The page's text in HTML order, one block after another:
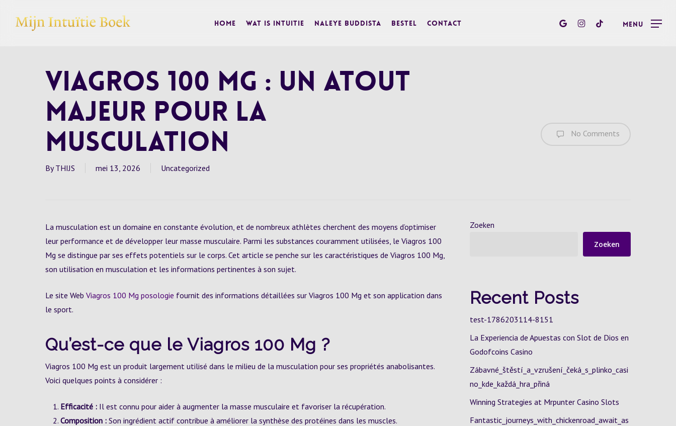
Home Wat is Intuitie Naleye Buddista BESTEL Contact
google-instagram
tiktok Menu
Viagros 100 Mg : Un Atout
Majeur pour la
Musculation
By THIJS mei 13, 2026 Uncategorized
No Comments
La musculation est un domaine en constante évolution, et de nombreux athlètes cherchent des moyens d’optimiser
leur performance et de développer leur masse musculaire. Parmi les substances couramment utilisées, le Viagros 100
Mg se distingue par ses effets potentiels sur le corps. Cet article se penche sur les caractéristiques de Viagros 100 Mg,
son utilisation en musculation et les informations pertinentes à son sujet.
Le site Web Viagros 100 Mg posologie fournit des informations détaillées sur Viagros 100 Mg et son application dans
le sport.
Qu’est-ce que le Viagros 100 Mg ?
Viagros 100 Mg est un produit largement utilisé dans le milieu de la musculation pour ses propriétés anabolisantes.
Voici quelques points à considérer :
Efficacité : Il est connu pour aider à augmenter la masse musculaire et favoriser la récupération.
Composition : Son ingrédient actif contribue à améliorer la synthèse des protéines dans les muscles.
Zoeken
Zoeken
Recent Posts
test-1786203114-8151
La Experiencia de Apuestas con Slot de Dios en
Godofcoins Casino
Zábavné_štěstí_a_vzrušení_čeká_s_plinko_casi
no_kde_každá_hra_přiná
Winning Strategies at Mrpunter Casino Slots
Fantastic_journeys_with_chickenroad_await_as